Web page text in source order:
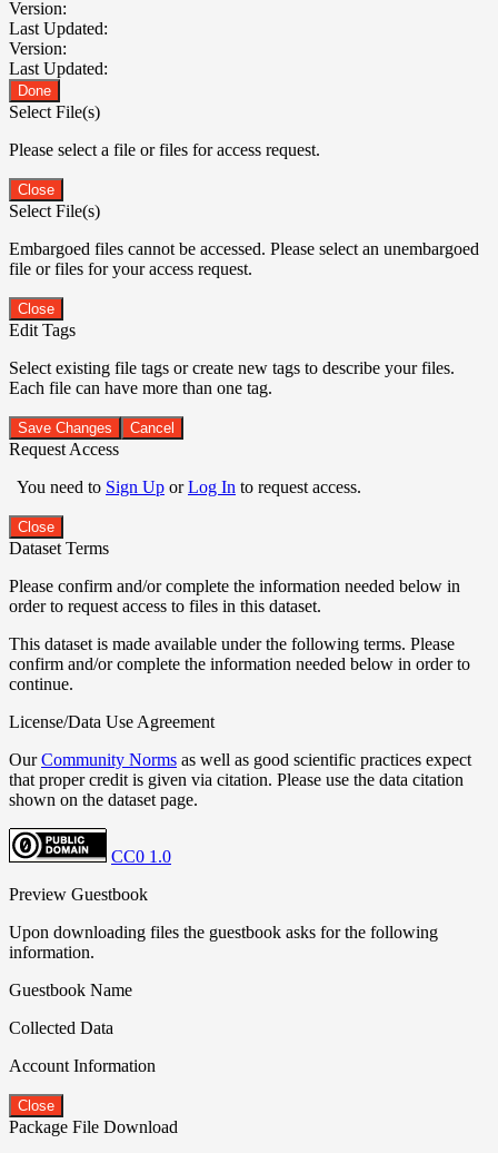
Version:
Last Updated:
Version:
Last Updated:
Done
Select File(s)
Please select a file or files for access request.
Close
Select File(s)
Embargoed files cannot be accessed. Please select an unembargoed
file or files for your access request.
Close
Edit Tags
Select existing file tags or create new tags to describe your files.
Each file can have more than one tag.
Save Changes Cancel
Request Access
You need to Sign Up orLog In to request access.
Close
Dataset Terms
Please confirm and/or complete the information needed below in
order to request access to files in this dataset.
This dataset is made available under the following terms. Please
confirm and/or complete the information needed below in order to
continue.
License/Data Use Agreement
OurCommunity Norms as well as good scientific practices expect
that proper credit is given via citation. Please use the data citation
shown on the dataset page.
CC0 1.0
Preview Guestbook
Upon downloading files the guestbook asks for the following
information.
Guestbook Name
Collected Data
Account Information
Close
Package File Download